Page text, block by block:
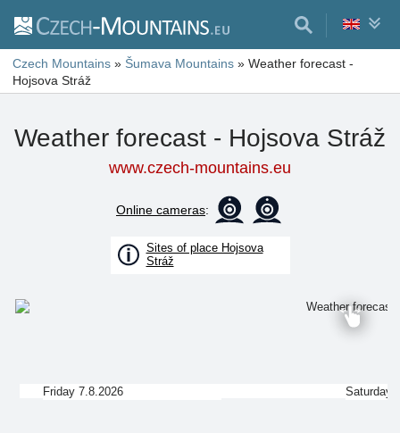
Czech Mountains » Šumava Mountains » Weather forecast -
Hojsova Stráž
Weather forecast - Hojsova Stráž
www.czech-mountains.eu
Online cameras:
Sites of place Hojsova
Stráž
Friday 7.8.2026 Saturday